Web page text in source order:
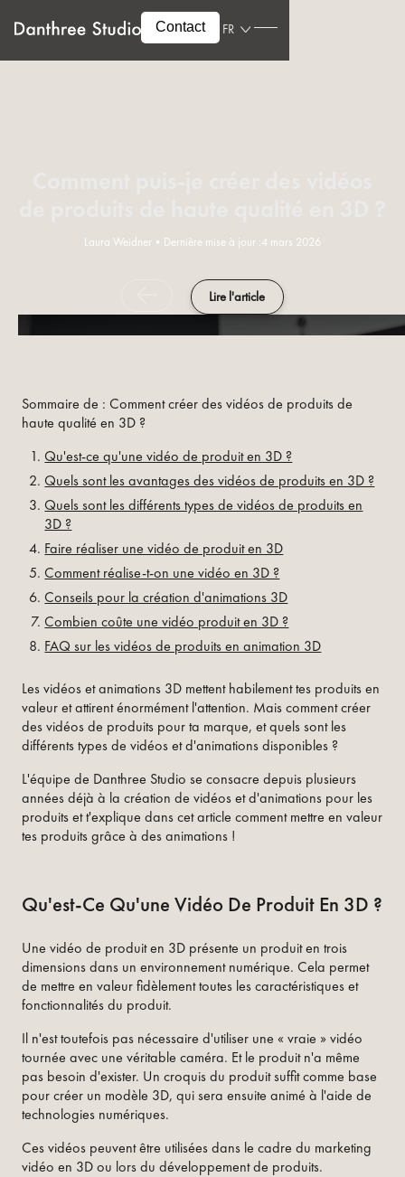
Contact FR
Laura Weidner • Dernière mise à jour :4 mars 2026
Lire l'article
Sommaire de : Comment créer des vidéos de produits de
haute qualité en 3D ?
Qu'est-ce qu'une vidéo de produit en 3D ?
Quels sont les avantages des vidéos de produits en 3D ?
Quels sont les différents types de vidéos de produits en
3D ?
Faire réaliser une vidéo de produit en 3D
Comment réalise-t-on une vidéo en 3D ?
Conseils pour la création d'animations 3D
Combien coûte une vidéo produit en 3D ?
FAQ sur les vidéos de produits en animation 3D
Les vidéos et animations 3D mettent habilement tes produits en
valeur et attirent énormément l'attention. Mais comment créer
des vidéos de produits pour ta marque, et quels sont les
différents types de vidéos et d'animations disponibles ?
L'équipe de Danthree Studio se consacre depuis plusieurs
années déjà à la création de vidéos et d'animations pour les
produits et t'explique dans cet article comment mettre en valeur
tes produits grâce à des animations !
Qu'est-Ce Qu'une Vidéo De Produit En 3D ?
Une vidéo de produit en 3D présente un produit en trois
dimensions dans un environnement numérique. Cela permet
de mettre en valeur fidèlement toutes les caractéristiques et
fonctionnalités du produit.
Il n'est toutefois pas nécessaire d'utiliser une « vraie » vidéo
tournée avec une véritable caméra. Et le produit n'a même
pas besoin d'exister. Un croquis du produit suffit comme base
pour créer un modèle 3D, qui sera ensuite animé à l'aide de
technologies numériques.
Ces vidéos peuvent être utilisées dans le cadre du marketing
vidéo en 3D ou lors du développement de produits.